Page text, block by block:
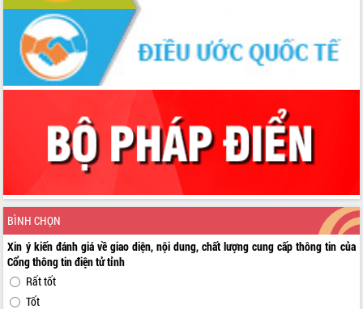
BÌNH CHỌN
Xin ý kiến đánh giá về giao diện, nội dung, chất lượng cung cấp thông tin của
Cổng thông tin điện tử tỉnh
Rất tốt
Tốt